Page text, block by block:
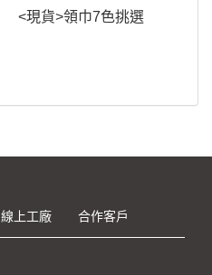
<現貨>領巾7色挑選
線上工廠 合作客戶